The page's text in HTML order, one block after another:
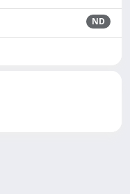
ND